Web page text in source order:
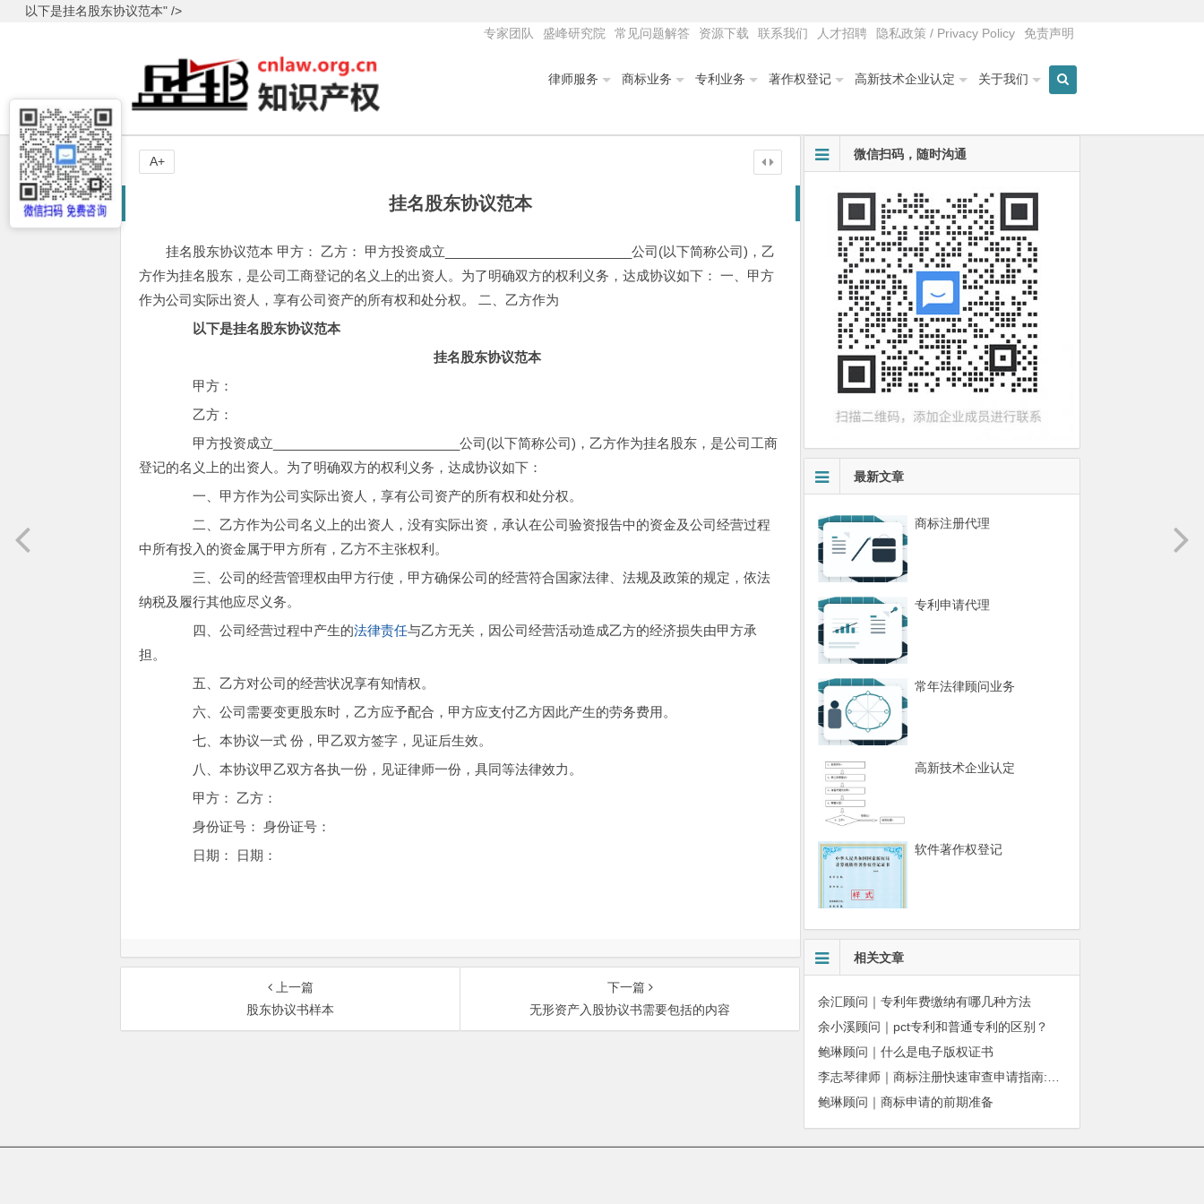
以下是挂名股东协议范本" />
专家团队
盛峰研究院 常见问题解答 资源下载 联系我们 人才招聘 隐私政策 / Privacy Policy 免责声明
律师服务 商标业务 专利业务 著作权登记 高新技术企业认定 关于我们
挂名股东协议范本
挂名股东协议范本 甲方： 乙方： 甲方投资成立__________________________公司(以下简称公司)，乙
方作为挂名股东，是公司工商登记的名义上的出资人。为了明确双方的权利义务，达成协议如下： 一、甲方
作为公司实际出资人，享有公司资产的所有权和处分权。 二、乙方作为
以下是挂名股东协议范本
挂名股东协议范本
甲方：
乙方：
甲方投资成立__________________________公司(以下简称公司)，乙方作为挂名股东，是公司工商
登记的名义上的出资人。为了明确双方的权利义务，达成协议如下：
一、甲方作为公司实际出资人，享有公司资产的所有权和处分权。
二、乙方作为公司名义上的出资人，没有实际出资，承认在公司验资报告中的资金及公司经营过程
中所有投入的资金属于甲方所有，乙方不主张权利。
三、公司的经营管理权由甲方行使，甲方确保公司的经营符合国家法律、法规及政策的规定，依法
纳税及履行其他应尽义务。
四、公司经营过程中产生的法律责任与乙方无关，因公司经营活动造成乙方的经济损失由甲方承
担。
五、乙方对公司的经营状况享有知情权。
六、公司需要变更股东时，乙方应予配合，甲方应支付乙方因此产生的劳务费用。
七、本协议一式 份，甲乙双方签字，见证后生效。
八、本协议甲乙双方各执一份，见证律师一份，具同等法律效力。
甲方： 乙方：
身份证号： 身份证号：
日期： 日期：
A+
上一篇
股东协议书样本
下一篇
无形资产入股协议书需要包括的内容
微信扫码，随时沟通
最新文章
商标注册代理
专利申请代理
常年法律顾问业务
高新技术企业认定
软件著作权登记
相关文章
余汇顾问｜专利年费缴纳有哪几种方法
余小溪顾问｜pct专利和普通专利的区别？
鲍琳顾问｜什么是电子版权证书
鲍琳顾问｜商标申请的前期准备